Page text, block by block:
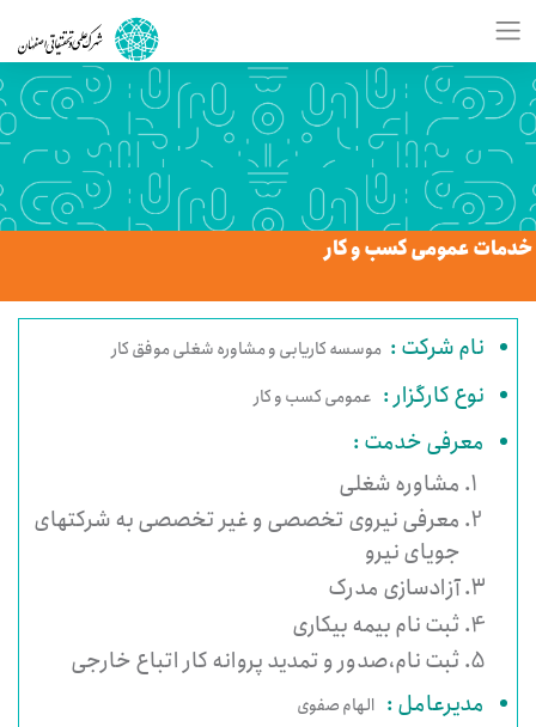
خدمات عمومی کسب و کار
نام شرکت : موسسه کاریابی و مشاوره شغلی موفق کار
نوع کارگزار : عمومی کسب و کار
معرفی خدمت :
مشاوره شغلی
معرفی نیروی تخصصی و غیر تخصصی به شرکتهای
جویای نیرو
آزادسازی مدرک
ثبت نام بیمه بیکاری
ثبت نام،صدور و تمدید پروانه کار اتباع خارجی
مدیرعامل : الهام صفوی